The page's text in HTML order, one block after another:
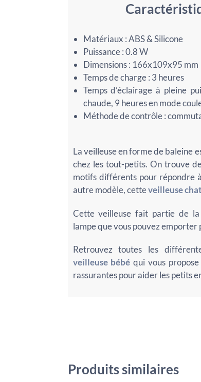
Matériaux : ABS & Silicone
Puissance : 0.8 W
Dimensions : 166x109x95 mm
Temps de charge : 3 heures
Temps d’éclairage à pleine
chaude, 9 heures en mode
Méthode de contrôle :
La veilleuse en forme de baleine
chez les tout-petits. On trouve
motifs différents pour répondre
autre modèle, cetteveilleuse chat
Cette veilleuse fait partie de la
lampe que vous pouvez emporter
Retrouvez toutes les
veilleuse bébé qui vous
rassurantes pour aider les petits
Produits similaires